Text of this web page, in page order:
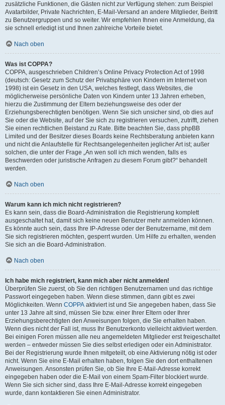
zusätzliche Funktionen, die Gästen nicht zur Verfügung stehen: zum Beispiel
Avatarbilder, Private Nachrichten, E-Mail-Versand an andere Mitglieder, Beitritt
zu Benutzergruppen und so weiter. Wir empfehlen Ihnen eine Anmeldung, da
sie schnell erledigt ist und Ihnen zahlreiche Vorteile bietet.
Nach oben
Was ist COPPA?
COPPA, ausgeschrieben Children’s Online Privacy Protection Act of 1998
(deutsch: Gesetz zum Schutz der Privatsphäre von Kindern im Internet von
1998) ist ein Gesetz in den USA, welches festlegt, dass Websites, die
möglicherweise persönliche Daten von Kindern unter 13 Jahren erheben,
hierzu die Zustimmung der Eltern beziehungsweise des oder der
Erziehungsberechtigten benötigen. Wenn Sie sich unsicher sind, ob dies auf
Sie oder die Website, auf der Sie sich zu registrieren versuchen, zutrifft, ziehen
Sie einen rechtlichen Beistand zu Rate. Bitte beachten Sie, dass phpBB
Limited und der Besitzer dieses Boards keine Rechtsberatung anbieten kann
und nicht die Anlaufstelle für Rechtsangelegenheiten jeglicher Art ist; außer
solchen, die unter der Frage „An wen soll ich mich wenden, falls es
Beschwerden oder juristische Anfragen zu diesem Forum gibt?“ behandelt
werden.
Nach oben
Warum kann ich mich nicht registrieren?
Es kann sein, dass die Board-Administration die Registrierung komplett
ausgeschaltet hat, damit sich keine neuen Benutzer mehr anmelden können.
Es könnte auch sein, dass Ihre IP-Adresse oder der Benutzername, mit dem
Sie sich registrieren möchten, gesperrt wurden. Um Hilfe zu erhalten, wenden
Sie sich an die Board-Administration.
Nach oben
Ich habe mich registriert, kann mich aber nicht anmelden!
Überprüfen Sie zuerst, ob Sie den richtigen Benutzernamen und das richtige
Passwort eingegeben haben. Wenn diese stimmen, dann gibt es zwei
Möglichkeiten. Wenn COPPA aktiviert ist und Sie angegeben haben, dass Sie
unter 13 Jahre alt sind, müssen Sie bzw. einer Ihrer Eltern oder Ihrer
Erziehungsberechtigten den Anweisungen folgen, die Sie erhalten haben.
Wenn dies nicht der Fall ist, muss Ihr Benutzerkonto vielleicht aktiviert werden.
Bei einigen Foren müssen alle neu angemeldeten Mitglieder erst freigeschaltet
werden – entweder müssen Sie dies selbst erledigen oder ein Administrator.
Bei der Registrierung wurde Ihnen mitgeteilt, ob eine Aktivierung nötig ist oder
nicht. Wenn Sie eine E-Mail erhalten haben, folgen Sie den dort enthaltenen
Anweisungen. Ansonsten prüfen Sie, ob Sie Ihre E-Mail-Adresse korrekt
eingegeben haben oder die E-Mail von einem Spam-Filter blockiert wurde.
Wenn Sie sich sicher sind, dass Ihre E-Mail-Adresse korrekt eingegeben
wurde, dann kontaktieren Sie einen Administrator.